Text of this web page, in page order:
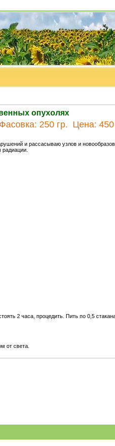
опухолях
250 гр. Цена:
и рассасываю узлов и
2 часа, процедить. Пить по 0,5
от света.